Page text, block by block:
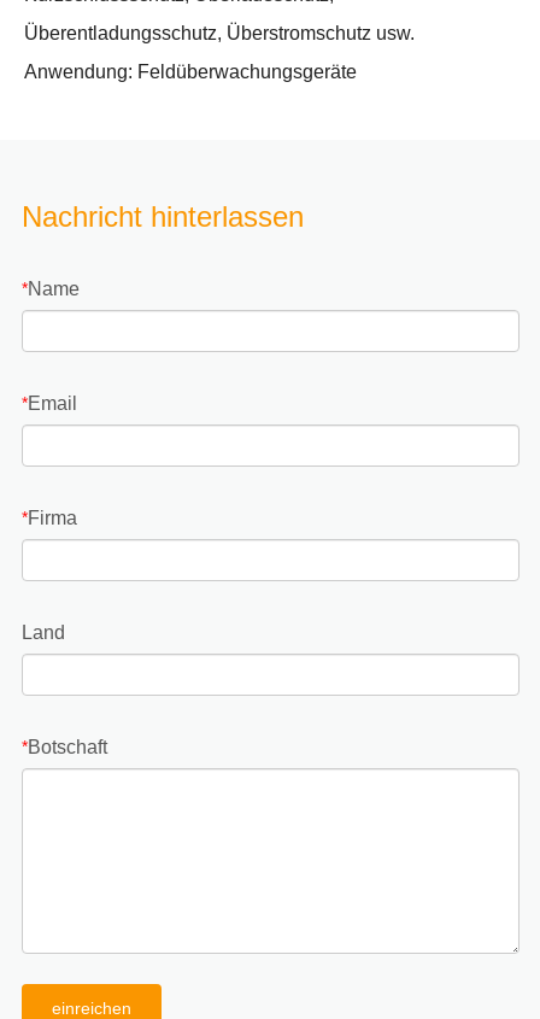
Überentladungsschutz, Überstromschutz usw.
Anwendung: Feldüberwachungsgeräte
Nachricht hinterlassen
*Name
*Email
*Firma
Land
*Botschaft
einreichen